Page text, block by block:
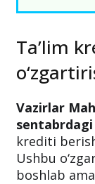
Ta’lim
Vazirlar
krediti
Ushbu
boshlab